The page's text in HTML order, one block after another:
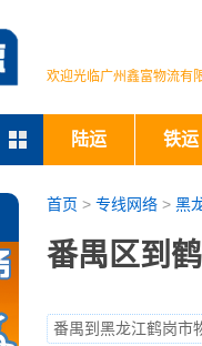
欢迎光临广州鑫富物流有
陆运 铁运
首页 > 专线网络> 黑
番禺区到
番禺到黑龙江鹤岗市